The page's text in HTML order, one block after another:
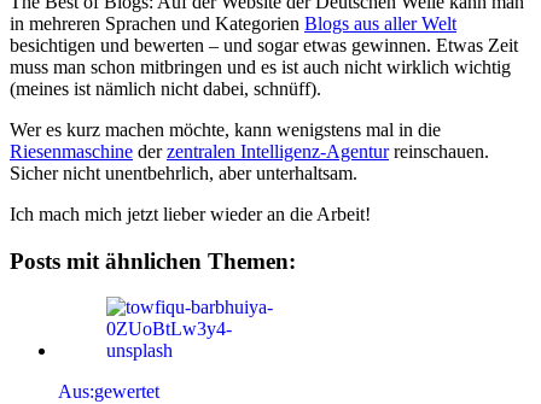
in mehreren Sprachen und Kategorien Blogs aus aller Welt
besichtigen und bewerten – und sogar etwas gewinnen. Etwas Zeit
muss man schon mitbringen und es ist auch nicht wirklich wichtig
(meines ist nämlich nicht dabei, schnüff).
Wer es kurz machen möchte, kann wenigstens mal in die
Riesenmaschine derzentralen Intelligenz-Agenturreinschauen.
Sicher nicht unentbehrlich, aber unterhaltsam.
Ich mach mich jetzt lieber wieder an die Arbeit!
Posts mit ähnlichen Themen:
Aus:gewertet